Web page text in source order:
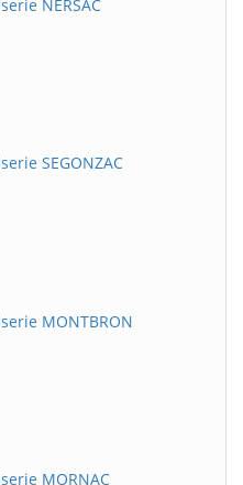
NERSAC
SEGONZAC
MONTBRON
MORNAC